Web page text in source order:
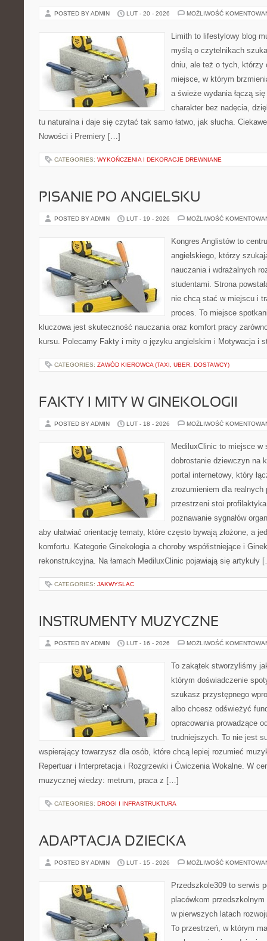
POSTED BY ADMIN LUT - 20 - 2026 MOŻLIWOŚĆ
Limith to lifestylowy blog
myślą o czytelnikach
dniu, ale też o tych, którzy
miejsce, w którym
a świeże wydania łączą
charakter bez nadęcia,
tu naturalna i daje się czytać tak samo łatwo, jak słucha.
Nowości i Premiery […]
CATEGORIES: WYKOŃCZENIA I DEKORACJE DREWNIANE
PISANIE PO ANGIELSKU
POSTED BY ADMIN LUT - 19 - 2026 MOŻLIWOŚĆ
Kongres Anglistów to
angielskiego, którzy
nauczania i wdrażalnych
studentami. Strona
nie chcą stać w miejscu i
proces. To miejsce
kluczowa jest skuteczność nauczania oraz komfort pracy
kursu. Polecamy Fakty i mity o języku angielskim i Motywacja i
CATEGORIES: ZAWÓD KIEROWCA (TAXI, UBER, DOSTAWCY)
FAKTY I MITY W GINEKOLOGII
POSTED BY ADMIN LUT - 18 - 2026 MOŻLIWOŚĆ
MediluxClinic to miejsce
dobrostanie dziewczyn na
portal internetowy, który
zrozumieniem dla
przestrzeni stoi
poznawanie sygnałów
aby ułatwiać orientację tematy, które często bywają złożone, a
komfortu. Kategorie Ginekologia a choroby współistniejące i
rekonstrukcyjna. Na łamach MediluxClinic pojawiają się artykuły
CATEGORIES: JAKWYSLAC
INSTRUMENTY MUZYCZNE
POSTED BY ADMIN LUT - 16 - 2026 MOŻLIWOŚĆ
To zakątek stworzyliśmy
którym doświadczenie
szukasz przystępnego
albo chcesz odświeżyć
opracowania prowadzące
trudniejszych. To nie jest
wspierający towarzysz dla osób, które chcą lepiej rozumieć
Repertuar i Interpretacja i Rozgrzewki i Ćwiczenia Wokalne. W
muzycznej wiedzy: metrum, praca z […]
CATEGORIES: DROGI I INFRASTRUKTURA
ADAPTACJA DZIECKA
POSTED BY ADMIN LUT - 15 - 2026 MOŻLIWOŚĆ
Przedszkole309 to serwis
placówkom
w pierwszych latach
To przestrzeń, w którym